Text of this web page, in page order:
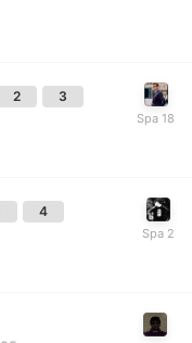
2 3
4